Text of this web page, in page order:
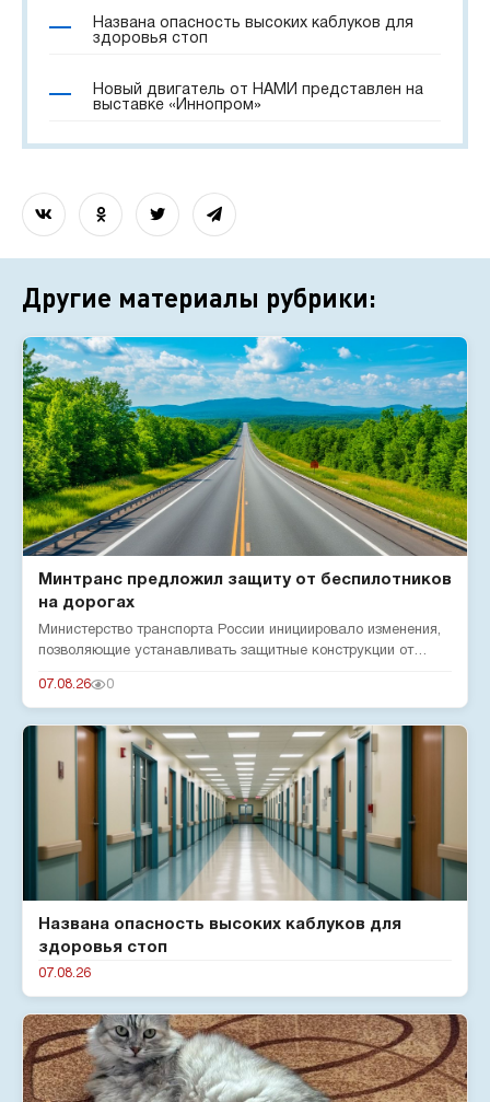
Названа опасность высоких каблуков для
здоровья стоп
Новый двигатель от НАМИ представлен на
выставке «Иннопром»
Другие материалы рубрики:
Минтранс предложил защиту от беспилотников
на дорогах
Министерство транспорта России инициировало изменения,
позволяющие устанавливать защитные конструкции от
07.08.26 0
Названа опасность высоких каблуков для
здоровья стоп
07.08.26